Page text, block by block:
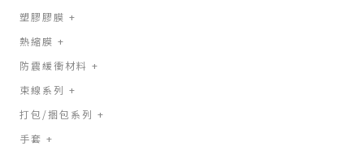
塑膠膠膜 +
熱縮膜 +
防震緩衝材料 +
束線系列 +
打包/捆包系列 +
手套 +